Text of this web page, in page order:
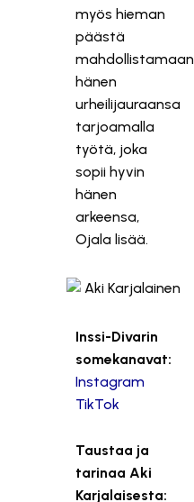
myös hieman
päästä
mahdollistamaan
hänen
urheilijauraansa
tarjoamalla
työtä, joka
sopii hyvin
hänen
arkeensa,
Ojala lisää.
Inssi-Divarin
somekanavat:
Instagram
TikTok
Taustaa ja
tarinaa Aki
Karjalaisesta: